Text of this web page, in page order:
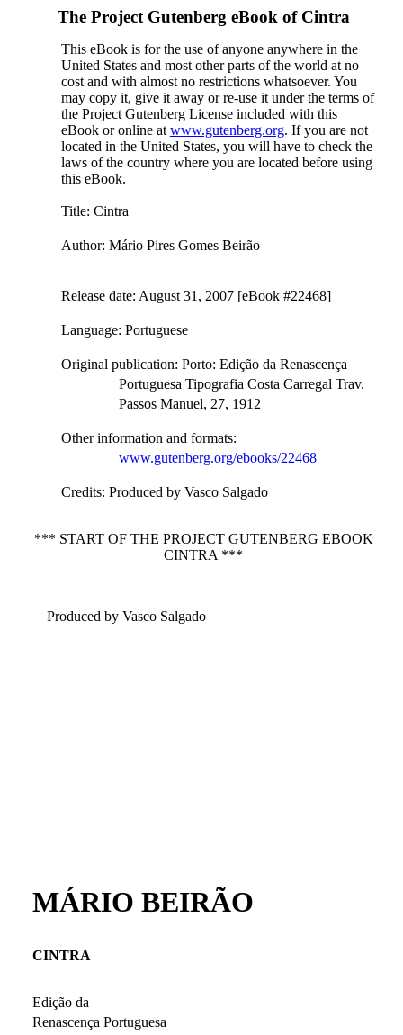
The Project Gutenberg eBook of Cintra
This eBook is for the use of anyone anywhere in the
United States and most other parts of the world at no
cost and with almost no restrictions whatsoever. You
may copy it, give it away or re-use it under the terms of
the Project Gutenberg License included with this
eBook or online at www.gutenberg.org. If you are not
located in the United States, you will have to check the
laws of the country where you are located before using
this eBook.
Title: Cintra
Author: Mário Pires Gomes Beirão
Release date: August 31, 2007 [eBook #22468]
Language: Portuguese
Original publication: Porto: Edição da Renascença
Portuguesa Tipografia Costa Carregal Trav.
Passos Manuel, 27, 1912
Other information and formats:
www.gutenberg.org/ebooks/22468
Credits: Produced by Vasco Salgado
*** START OF THE PROJECT GUTENBERG EBOOK
CINTRA ***
Produced by Vasco Salgado
MÁRIO BEIRÃO
CINTRA
Edição da
Renascença Portuguesa